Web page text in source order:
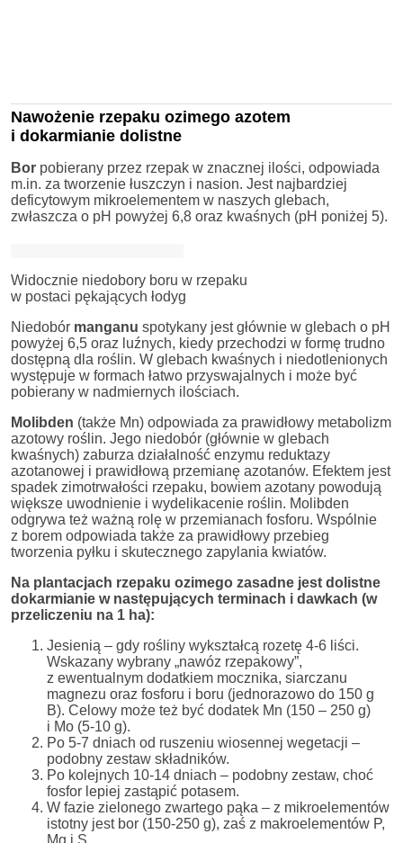
Nawożenie rzepaku ozimego azotem
i dokarmianie dolistne
Bor pobierany przez rzepak w znacznej ilości, odpowiada
m.in. za tworzenie łuszczyn i nasion. Jest najbardziej
deficytowym mikroelementem w naszych glebach,
zwłaszcza o pH powyżej 6,8 oraz kwaśnych (pH poniżej 5).
Widocznie niedobory boru w rzepaku
w postaci pękających łodyg
Niedobór manganu spotykany jest głównie w glebach o pH
powyżej 6,5 oraz luźnych, kiedy przechodzi w formę trudno
dostępną dla roślin. W glebach kwaśnych i niedotlenionych
występuje w formach łatwo przyswajalnych i może być
pobierany w nadmiernych ilościach.
Molibden (także Mn) odpowiada za prawidłowy metabolizm
azotowy roślin. Jego niedobór (głównie w glebach
kwaśnych) zaburza działalność enzymu reduktazy
azotanowej i prawidłową przemianę azotanów. Efektem jest
spadek zimotrwałości rzepaku, bowiem azotany powodują
większe uwodnienie i wydelikacenie roślin. Molibden
odgrywa też ważną rolę w przemianach fosforu. Wspólnie
z borem odpowiada także za prawidłowy przebieg
tworzenia pyłku i skutecznego zapylania kwiatów.
Na plantacjach rzepaku ozimego zasadne jest dolistne
dokarmianie w następujących terminach i dawkach (w
przeliczeniu na 1 ha):
Jesienią – gdy rośliny wykształcą rozetę 4-6 liści.
Wskazany wybrany „nawóz rzepakowy”,
z ewentualnym dodatkiem mocznika, siarczanu
magnezu oraz fosforu i boru (jednorazowo do 150 g
B). Celowy może też być dodatek Mn (150 – 250 g)
i Mo (5-10 g).
Po 5-7 dniach od ruszeniu wiosennej wegetacji –
podobny zestaw składników.
Po kolejnych 10-14 dniach – podobny zestaw, choć
fosfor lepiej zastąpić potasem.
W fazie zielonego zwartego pąka – z mikroelementów
istotny jest bor (150-250 g), zaś z makroelementów P,
Mg i S.